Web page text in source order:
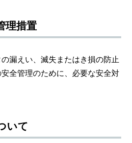
理措置
漏えい、滅失またはき損の防止
全管理のために、必要な安全対
いて